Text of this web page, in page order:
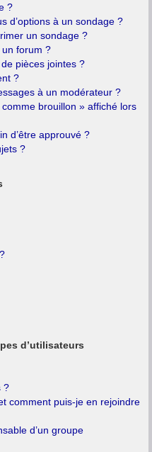
?
d’options à un sondage ?
un sondage ?
forum ?
pièces jointes ?
?
à un modérateur ?
brouillon » affiché lors
d’être approuvé ?
?
d’utilisateurs
?
comment puis-je en rejoindre
d’un groupe